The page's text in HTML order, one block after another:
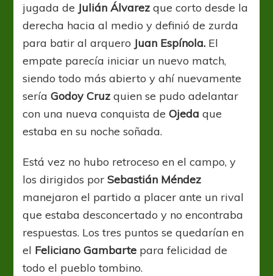
jugada de Julián Álvarezque corto desde la
derecha hacia al medio y definió de zurda
para batir al arquero Juan Espínola. El
empate parecía iniciar un nuevo match,
siendo todo más abierto y ahí nuevamente
seríaGodoy Cruz quien se pudo adelantar
con una nueva conquista deOjedaque
estaba en su noche soñada.
Está vez no hubo retroceso en el campo, y
los dirigidos porSebastián Méndez
manejaron el partido a placer ante un rival
que estaba desconcertado y no encontraba
respuestas. Los tres puntos se quedarían en
el Feliciano Gambarte para felicidad de
todo el pueblo tombino.